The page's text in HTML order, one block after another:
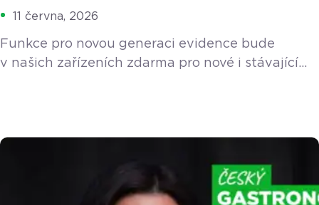
11 června, 2026
Funkce pro novou generaci evidence bude
v našich zařízeních zdarma pro nové i stávající
na všechny změny připravit bez zbytečného
tržeb 2.0 Abychom vám usnadnili orientaci
v nadcházejících legislativních krocích, připravili